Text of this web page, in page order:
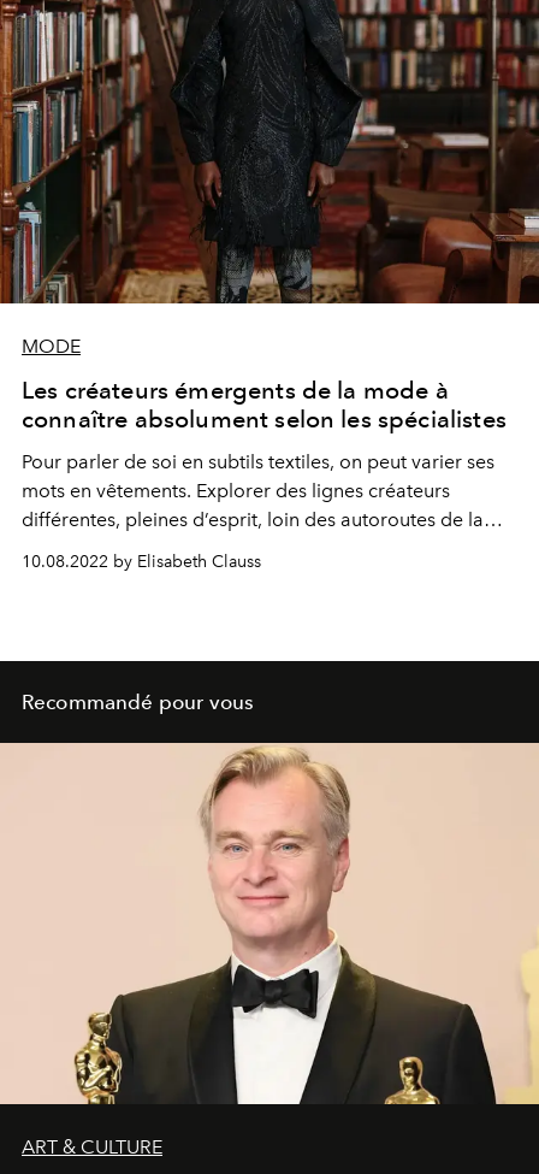
MODE
Les créateurs émergents de la mode à
connaître absolument selon les spécialistes
Pour parler de soi en subtils textiles, on peut varier ses
mots en vêtements. Explorer des lignes créateurs
différentes, pleines d’esprit, loin des autoroutes de la
moyen d’expression.
10.08.2022 by Elisabeth Clauss
Recommandé pour vous
ART & CULTURE